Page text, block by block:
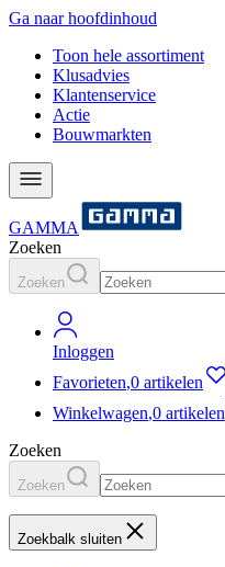
Ga naar hoofdinhoud
Toon hele assortiment
Klusadvies
Klantenservice
Actie
Bouwmarkten
GAMMA
Zoeken
Zoeken
Inloggen
Favorieten,0 artikelen
Winkelwagen,0 artikelen
Zoeken
Zoeken
Zoekbalk sluiten